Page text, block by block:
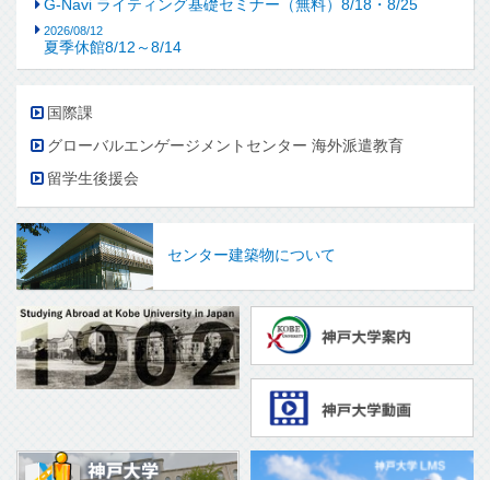
G-Navi ライティング基礎セミナー（無料）8/18・8/25
2026/08/12
夏季休館8/12～8/14
国際課
グローバルエンゲージメントセンター 海外派遣教育
留学生後援会
センター建築物について